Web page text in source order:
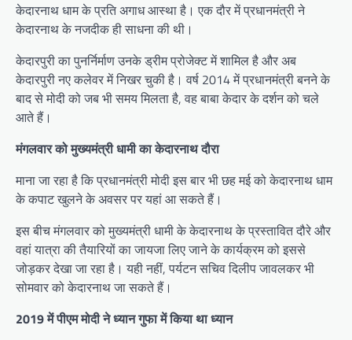
केदारनाथ धाम के प्रति अगाध आस्था है। एक दौर में प्रधानमंत्री ने
केदारनाथ के नजदीक ही साधना की थी।
केदारपुरी का पुनर्निर्माण उनके ड्रीम प्रोजेक्ट में शामिल है और अब
केदारपुरी नए कलेवर में निखर चुकी है। वर्ष 2014 में प्रधानमंत्री बनने के
बाद से मोदी को जब भी समय मिलता है, वह बाबा केदार के दर्शन को चले
आते हैं।
मंगलवार को मुख्यमंत्री धामी का केदारनाथ दौरा
माना जा रहा है कि प्रधानमंत्री मोदी इस बार भी छह मई को केदारनाथ धाम
के कपाट खुलने के अवसर पर यहां आ सकते हैं।
इस बीच मंगलवार को मुख्यमंत्री धामी के केदारनाथ के प्रस्तावित दौरे और
वहां यात्रा की तैयारियों का जायजा लिए जाने के कार्यक्रम को इससे
जोड़कर देखा जा रहा है। यही नहीं, पर्यटन सचिव दिलीप जावलकर भी
सोमवार को केदारनाथ जा सकते हैं।
2019 में पीएम मोदी ने ध्‍यान गुफा में किया था ध्‍यान